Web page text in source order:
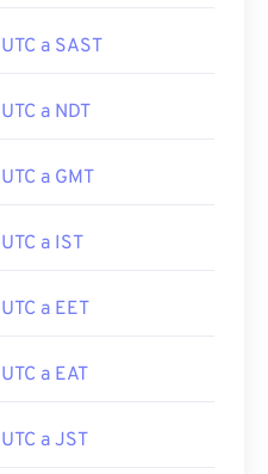
UTC a SAST
UTC a NDT
UTC a GMT
UTC a IST
UTC a EET
UTC a EAT
UTC a JST